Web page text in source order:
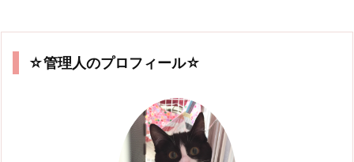
☆管理人のプロフィール☆